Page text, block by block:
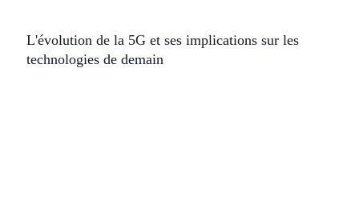
L'évolution de la 5G et ses implications sur les
technologies de demain